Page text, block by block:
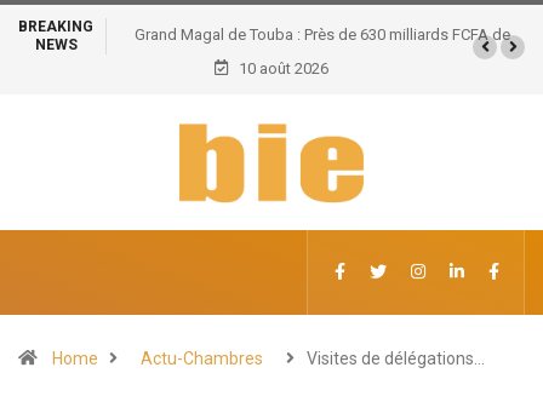
BREAKING
NEWS
Grand Magal de Touba : Près de 630 milliards FCFA de
retombées économiques et un potentiel de 100.000
10 août 2026
Home Actu-Chambres Visites de délégations…